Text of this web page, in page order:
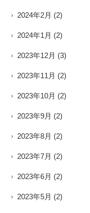
2024年2月 (2)
2024年1月 (2)
2023年12月 (3)
2023年11月 (2)
2023年10月 (2)
2023年9月 (2)
2023年8月 (2)
2023年7月 (2)
2023年6月 (2)
2023年5月 (2)